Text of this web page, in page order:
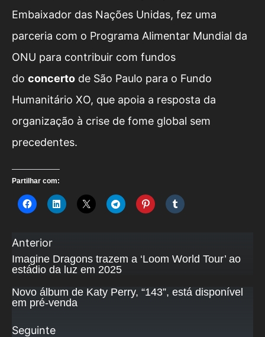
Embaixador das Nações Unidas, fez uma
parceria com o Programa Alimentar Mundial da
ONU para contribuir com fundos
do concerto de São Paulo para o Fundo
Humanitário XO, que apoia a resposta da
organização à crise de fome global sem
precedentes.
Partilhar com:
Anterior
Imagine Dragons trazem a ‘Loom World Tour’ ao
estádio da luz em 2025
Novo álbum de Katy Perry, “143”, está disponível
em pré-venda
Seguinte